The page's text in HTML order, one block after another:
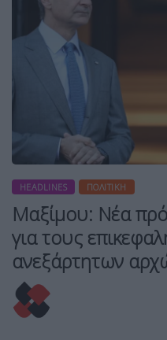
HEADLINES ΠΟΛΙΤΙΚΉ
Μαξίμου: Νέα
για τους
ανεξάρτητων